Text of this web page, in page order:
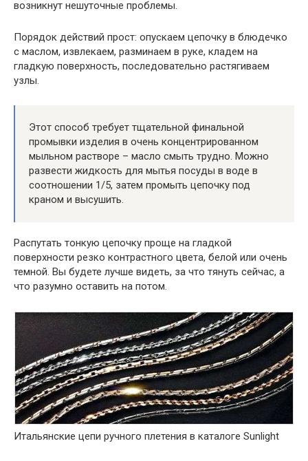
возникнут нешуточные проблемы.
Порядок действий прост: опускаем цепочку в блюдечко
с маслом, извлекаем, разминаем в руке, кладем на
гладкую поверхность, последовательно растягиваем
узлы.
Этот способ требует тщательной финальной
промывки изделия в очень концентрированном
мыльном растворе – масло смыть трудно. Можно
развести жидкость для мытья посуды в воде в
соотношении 1/5, затем промыть цепочку под
краном и высушить.
Распутать тонкую цепочку проще на гладкой
поверхности резко контрастного цвета, белой или очень
темной. Вы будете лучше видеть, за что тянуть сейчас, а
что разумно оставить на потом.
Итальянские цепи ручного плетения в каталоге Sunlight